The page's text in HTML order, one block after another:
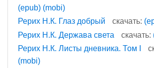
(epub) (mobi)
Рерих Н.К. Глаз добрый
скачать:
Рерих Н.К. Держава света
скачать:
Рерих Н.К. Листы дневника. Том I
(mobi)